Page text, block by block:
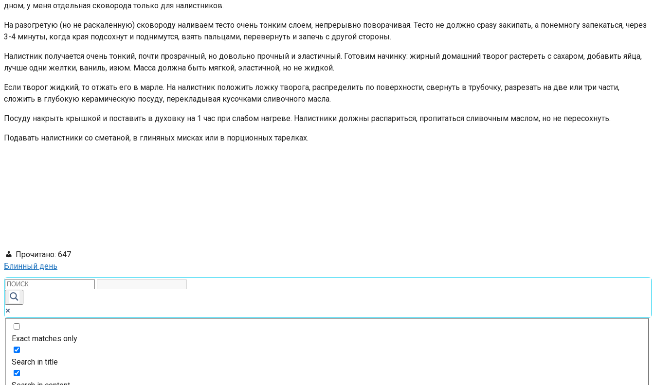
дном, у меня отдельная сковорода только для налистников.
На разогретую (но не раскаленную) сковороду наливаем тесто очень тонким слоем, непрерывно поворачивая. Тесто не должно сразу закипать, а понемногу запекаться, через
3-4 минуты, когда края подсохнут и поднимутся, взять пальцами, перевернуть и запечь с другой стороны.
Налистник получается очень тонкий, почти прозрачный, но довольно прочный и эластичный. Готовим начинку: жирный домашний творог растереть с сахаром, добавить яйца,
лучше одни желтки, ваниль, изюм. Масса должна быть мягкой, эластичной, но не жидкой.
Если творог жидкий, то отжать его в марле. На налистник положить ложку творога, распределить по поверхности, свернуть в трубочку, разрезать на две или три части,
сложить в глубокую керамическую посуду, перекладывая кусочками сливочного масла.
Посуду накрыть крышкой и поставить в духовку на 1 час при слабом нагреве. Налистники должны распариться, пропитаться сливочным маслом, но не пересохнуть.
Подавать налистники со сметаной, в глиняных мисках или в порционных тарелках.
Прочитано: 647
Блинный день
Exact matches only
Search in title